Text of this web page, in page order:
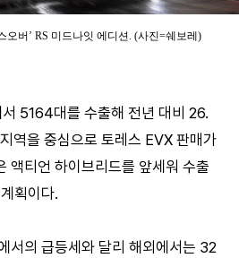
오버’ RS 미드나잇 에디션. (사진=쉐보레)
5164대를 수출해 전년 대비 26.
역을 중심으로 토레스 EVX 판매가
액티언 하이브리드를 앞세워 수출
획이다.
서의 급등세와 달리 해외에서는 32